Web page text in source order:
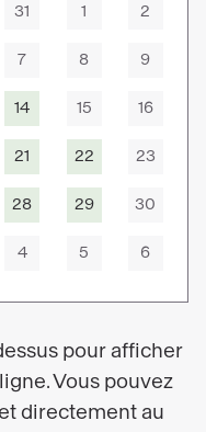
31 1 2
7 8 9
14 15 16
21 22 23
28 29 30
4 5 6
pour afficher
Vous pouvez
directement au